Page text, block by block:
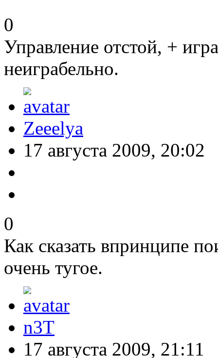
0
Управление отстой, +
неиграбельно.
Zeeelya
17 августа 2009, 20:02
0
Как сказать впринципе
очень тугое.
n3T
17 августа 2009, 21:11